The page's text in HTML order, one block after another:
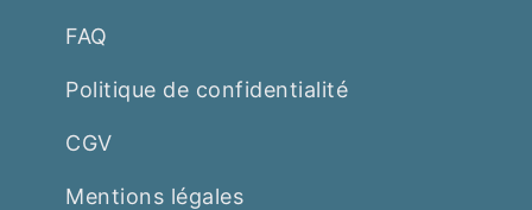
FAQ
Politique de confidentialité
CGV
Mentions légales